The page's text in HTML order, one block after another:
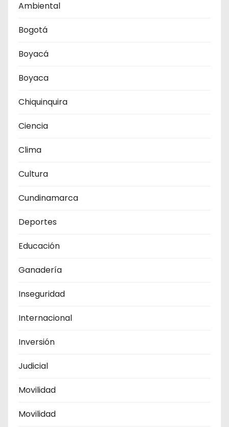
Ambiental
Bogotá
Boyacá
Boyaca
Chiquinquira
Ciencia
Clima
Cultura
Cundinamarca
Deportes
Educación
Ganadería
Inseguridad
Internacional
Inversión
Judicial
Movilidad
Movilidad